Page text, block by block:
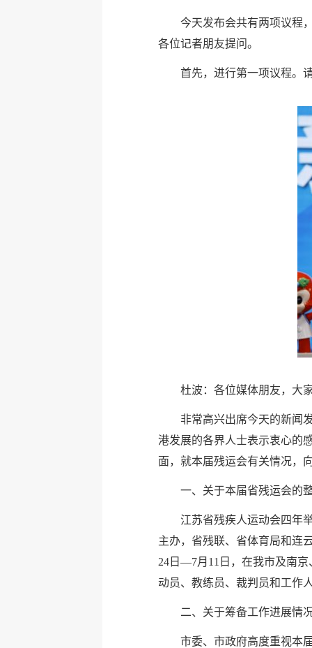
今天发布会共有两项议程
各位记者朋友提问。
首先，进行第一项议程。
杜波：各位媒体朋友，大
非常高兴出席今天的新闻
港发展的各界人士表示衷心的
面，就本届残运会有关情况，
一、关于本届省残运会的
江苏省残疾人运动会四年
主办，省残联、省体育局和连
24日—7月11日，在我市及南
动员、教练员、裁判员和工作
二、关于筹备工作进展情
市委、市政府高度重视本